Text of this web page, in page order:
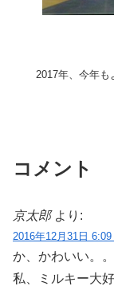
2017年、今年
コメント
京太郎 より:
2016年12月31日 6:09
か、かわいい。。
私、ミルキー大